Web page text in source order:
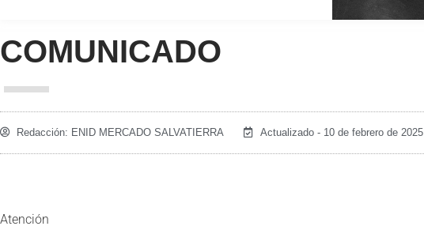
COMUNICADO
Redacción: ENID MERCADO SALVATIERRA Actualizado - 10 de febrero de 2025
Atención